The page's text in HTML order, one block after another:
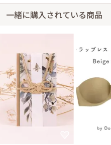
WHITE JOOAセレモニージ
ャケット
21-0065CM
一緒に購入されている商品